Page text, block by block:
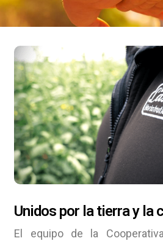
Unidos por la tierra y la
El equipo de la